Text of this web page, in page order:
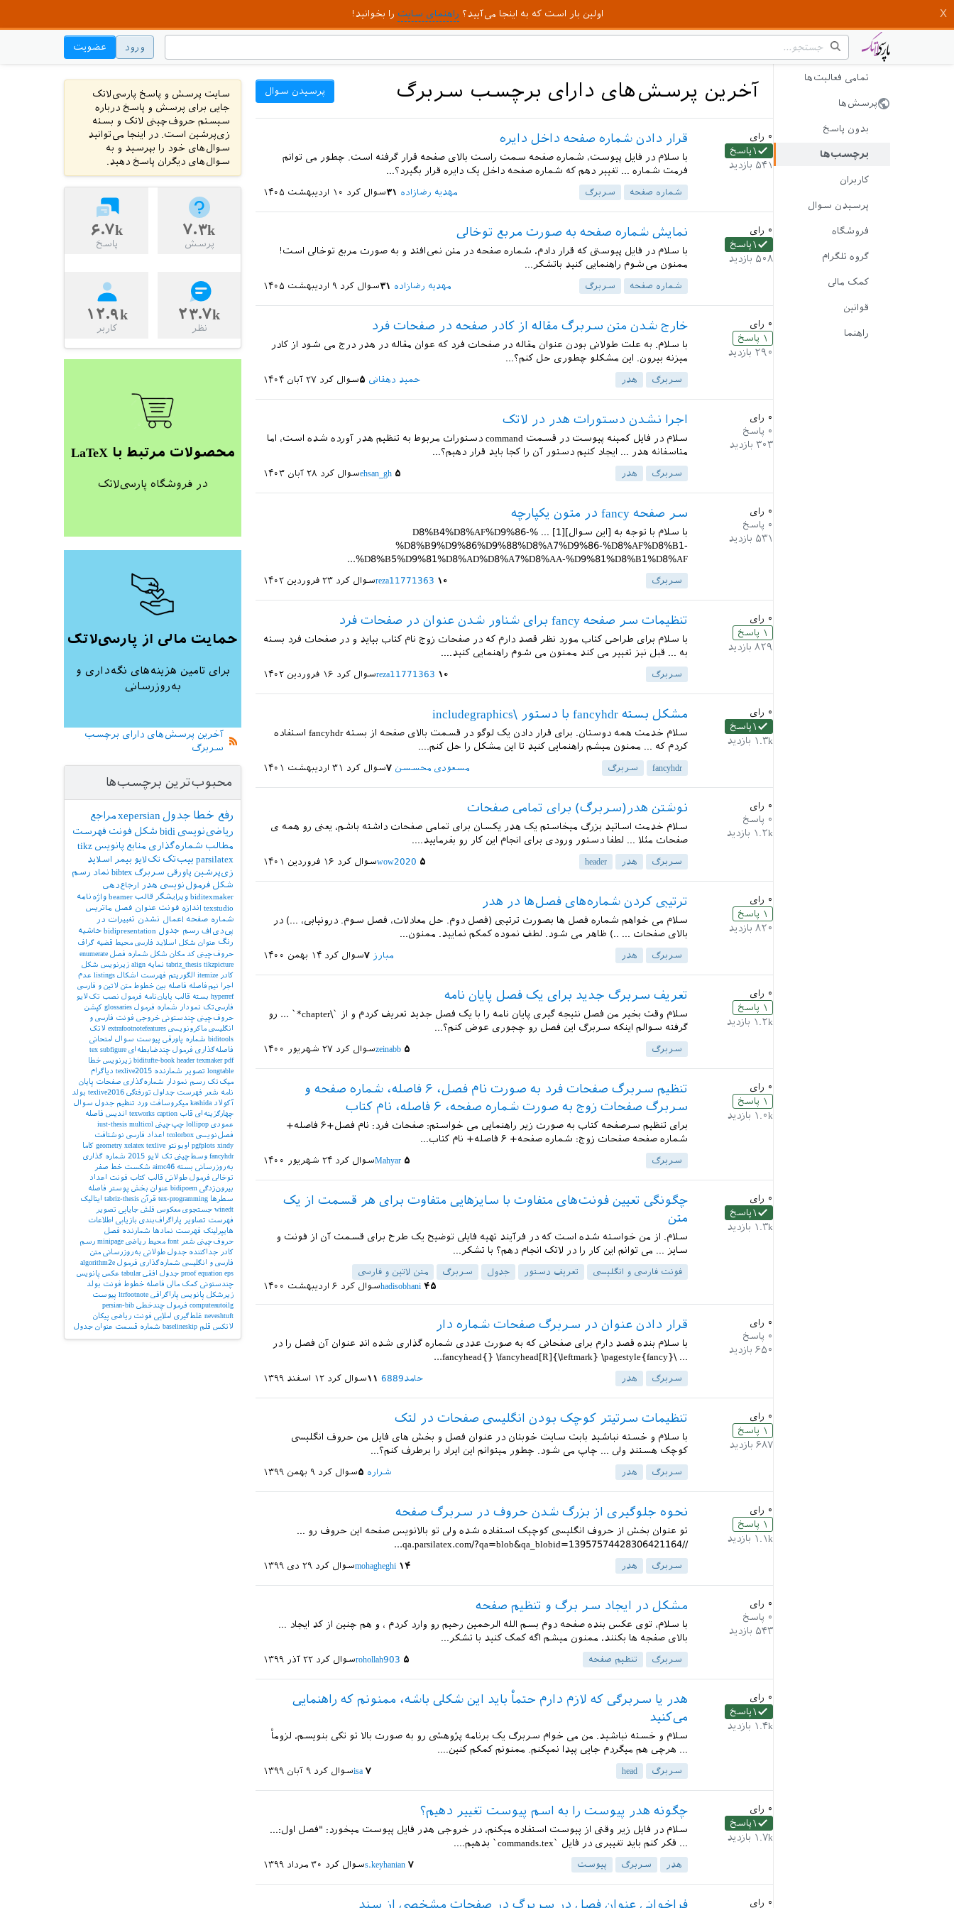
اولین بار است که به اینجا می‌آیید؟ راهنمای سایت را بخوانید!
ورود عضویت
تمامی فعالیت‌ها
پرسش‌ها
بدون پاسخ
برچسب‌ها
کاربران
پرسیدن سوال
فروشگاه
گروه تلگرام
کمک مالی
قوانین
راهنما
آخرین پرسش‌های دارای برچسب سربرگ پرسیدن سوال
۰ رای
۱ پاسخ
۵۴۱ بازدید
قرار دادن شماره صفحه داخل دایره
با سلام در فایل پیوست، شماره صفحه سمت راست بالای صفحه قرار گرفته است. چطور می توانم
فرمت شماره ... تغییر دهم که شماره صفحه داخل یک دایره قرار بگیرد؟...
شماره صفحه سربرگ سوال کرد ۱۰ اردیبهشت ۱۴۰۵ مهدیه رضازاده ۳۱
۰ رای
۱ پاسخ
۵۰۸ بازدید
نمایش شماره صفحه به صورت مربع توخالی
با سلام در فایل پیوستی که قرار دادم، شماره صفحه در متن نمی‌افتد و به صورت مربع توخالی است!
ممنون می‌شوم راهنمایی کنید باتشکر...
شماره صفحه سربرگ سوال کرد ۹ اردیبهشت ۱۴۰۵ مهدیه رضازاده ۳۱
۰ رای
۱ پاسخ
۲۹۰ بازدید
خارج شدن متن سربرگ مقاله از کادر صفحه در صفحات فرد
با سلام. به علت طولانی بودن عنوان مقاله در صفحات فرد که عوان مقاله در هدر درج می شود از کادر
میزنه بیرون. این مشکلو چطوری حل کنم؟...
سربرگ هدر سوال کرد ۲۷ آبان ۱۴۰۴ حمید دهقانی ۵
۰ رای
۰ پاسخ
۳۰۳ بازدید
اجرا نشدن دستورات هدر در لاتک
سلام در فایل کمینه پیوست در قسمت command دستورات مربوط به تنظیم هدر آورده شده است، اما
متاسفانه هدر ... ایجاد کنیم دستور آن را کجا باید قرار دهیم؟...
سربرگ هدر سوال کرد ۲۸ آبان ۱۴۰۳ ehsan_gh ۵
۰ رای
۰ پاسخ
۵۳۱ بازدید
سر صفحه fancy در متون یکپارچه
با سلام با توجه به [این سوال][1] ... %D8%B4%D8%AF%D9%86-
%D8%B9%D9%86%D9%88%D8%A7%D9%86-%D8%AF%D8%B1-
%D8%B5%D9%81%D8%AD%D8%A7%D8%AA-%D9%81%D8%B1%D8%AF...
سربرگ سوال کرد ۲۳ فروردین ۱۴۰۲ reza11771363 ۱۰
۰ رای
۱ پاسخ
۸۲۹ بازدید
تنظیمات سر صفحه fancy برای شناور شدن عنوان در صفحات فرد
با سلام برای طراحی کتاب مورد نظر قصد دارم که در صفحات زوج نام کتاب بیاید و در صفحات فرد بسته
به ... قبل نیز تغییر می کند ممنون می شوم راهنمایی کنید....
سربرگ سوال کرد ۱۶ فروردین ۱۴۰۲ reza11771363 ۱۰
۰ رای
۱ پاسخ
۱.۳k بازدید
مشکل بسته fancyhdr با دستور \includegraphics
سلام خدمت همه دوستان. برای قرار دادن یک لوگو در قسمت بالای صفحه از بسته fancyhdr استفاده
کردم که ... ممنون میشم راهنمایی کنید تا این مشکل را حل کنم....
fancyhdr سربرگ سوال کرد ۳۱ اردیبهشت ۱۴۰۱ مسعودی محسسن ۷
۰ رای
۰ پاسخ
۱.۲k بازدید
نوشتن هدر(سربرگ) برای تمامی صفحات
سلام خدمت اساتید بزرگ میخاستم یک هدر یکسان برای تمامی صفحات داشته باشم، یعنی رو همه ی
صفحات مثلا ... لطفا دستور ورودی برای انجام این کار رو بفرمایید....
سربرگ هدر header سوال کرد ۱۶ فروردین ۱۴۰۱ wow2020 ۵
۰ رای
۱ پاسخ
۸۲۰ بازدید
ترتیبی کردن شماره‌های فصل‌ها در هدر
سلام می خواهم شماره فصل ها بصورت ترتیبی (فصل دوم. حل معادلات، فصل سوم. درونیابی، ...) در
بالای صفحات ... ..) ظاهر می شود. لطف نموده کمکم نمایید. ممنون...
سربرگ هدر سوال کرد ۱۴ بهمن ۱۴۰۰ مبارز ۷
۰ رای
۱ پاسخ
۱.۲k بازدید
تعریف سربرگ جدید برای یک فصل پایان نامه
سلام وقت بخیر من فصل نتیجه گیری پایان نامه را با یک فصل جدید تعریف کردم و از ‍`\chapter*` ... رو
گرفته سوالم اینکه سربرگ این فصل رو چجوری عوض کنم؟...
سربرگ سوال کرد ۲۷ شهریور ۱۴۰۰ zeinabb ۵
۰ رای
۱ پاسخ
۱.۰k بازدید
تنظیم سربرگ صفحات فرد به صورت نام فصل، ۶ فاصله، شماره صفحه و
سربرگ صفحات زوج به صورت شماره صفحه، ۶ فاصله، نام کتاب
برای تنظیم سرصفحه کتاب به صورت زیر راهنمایی می خواستم: صفحات فرد: نام فصل+۶ فاصله+
شماره صفحه صفحات زوج: شماره صفحه+ ۶ فاصله+ نام کتاب...
سربرگ سوال کرد ۲۴ شهریور ۱۴۰۰ Mahyar ۵
۰ رای
۱ پاسخ
۱.۳k بازدید
چگونگی تعیین فونت‌های متفاوت با سایز‌هایی متفاوت برای هر قسمت از یک
متن
سلام. از من خواسته شده است که در فرآیند تهیه فایلی توضیح یک طرح برای قسمت آن از فونت و
سایز ... می توانم این کار را در لاتک انجام دهم؟ با تشکر...
فونت فارسی و انگلیسی تعریف دستور جدول سربرگ
متن لاتین و فارسی
سوال کرد ۶ اردیبهشت ۱۴۰۰ hadisobhani ۴۵
۰ رای
۰ پاسخ
۶۵۰ بازدید
قرار دادن عنوان در سربرگ صفحات شماره دار
با سلام بنده قصد دارم برای صفحاتی که به صورت عددی شماره گذاری شده اند عنوان آن فصل را در
... \fancyhead{} \fancyhead[R]{\leftmark} \pagestyle{fancy}...
سربرگ هدر سوال کرد ۱۲ اسفند ۱۳۹۹ حامد6889 ۱۱
۰ رای
۱ پاسخ
۶۸۷ بازدید
تنظیمات سرتیتر کوچک بودن انگلیسی صفحات در لتک
با سلام و خسته نباشید بابت سایت خوبتان در عنوان فصل و بخش های فایل من حروف انگلیسی
کوچک هستند ولی ... چاپ می شود. چطور میتوانم این ایراد را برطرف کنم؟...
سربرگ هدر سوال کرد ۹ بهمن ۱۳۹۹ شراره ۵
۰ رای
۱ پاسخ
۱.۱k بازدید
نحوه جلوگیری از بزرگ شدن حروف در سربرگ صفحه
تو عنوان بخش از حروف انگلیسی کوچیک استفاده شده ولی تو بالانویس صفحه این حروف رو ...
//qa.parsilatex.com/?qa=blob&qa_blobid=13957574428306421164...
سربرگ هدر سوال کرد ۲۹ دی ۱۳۹۹ mohagheghi ۱۴
۰ رای
۰ پاسخ
۵۴۳ بازدید
مشکل در ایجاد سر برگ و تنظیم صفحه
با سلام، توی عکس بنده صفحه دوم بسم الله الرحمین رحیم رو وارد کردم ، و هم چنین از کد ایجاد ...
بالای صفجه ها بکنند، ممنون میشم اگه کمک کنید با تشکر...
سربرگ تنظیم صفحه سوال کرد ۲۲ آذر ۱۳۹۹ rohollah903 ۵
۰ رای
۱ پاسخ
۱.۴k بازدید
هدر یا سربرگی که لازم دارم حتماْ باید این شکلی باشه، ممنونم که راهنمایی
می‌کنید
سلام و خسته نباشید. من می خوام سربرگ یک برنامه پژوهشی رو به صورت بالا تو تکی بنویسم، لزوماْ
... هرچی هم میگردم جایی پیدا نمیکنم. ممنونم کمکم کنین....
سربرگ head سوال کرد ۹ آبان ۱۳۹۹ isa ۷
۰ رای
۱ پاسخ
۱.۷k بازدید
چگونه هدر پیوست را به اسم پیوست تغییر دهیم؟
سلام در فایل زیر وقتی از پیوست استفاده میکنم، در خروجی هدر فایل پیوست میخورد: "فصل اول:...
... فکر کنم باید تغییری در فایل `commands.tex` بدهیم....
هدر سربرگ پیوست سوال کرد ۳۰ مرداد ۱۳۹۹ s.keyhanian ۷
۰ رای فراخوانی عنوان فصل در سربرگ در صفحات مشخصی از سند
سایت پرسش و پاسخ پارسی‌لاتک
جایی برای پرسش و پاسخ درباره
سیستم حروف‌چینی لاتک و بسته
زی‌پرشین است. در اینجا می‌توانید
سوال‌های خود را بپرسید و به
سوال‌های دیگران پاسخ دهید.
۷.۳k
پرسش
۶.۷k
پاسخ
۲۳.۷k
نظر
۱۲.۹k
کاربر
محصولات مرتبط با LaTeX
در فروشگاه پارسی‌لاتک
حمایت مالی از پارسی‌لاتک
برای تامین هزینه‌های نگه‌داری و
به‌روزرسانی
آخرین پرسش‌های دارای برچسب
سربرگ
محبوب‌ترین برچسب‌ها
رفع خطا جدول xepersianمراجع
ریاضی‌نویسی bidi شکل فونت فهرست
مطالب شماره‌گذاری منابع پانویس tikz
parsilatex بیب‌تک تک‌لایو بیمر اسلاید
زی‌پرشین پاورقی سربرگ bibtex نماد رسم
شکل فرمول‌نویسی هدر
ارجاع‌دهی
biditexmaker ویرایشگر قالب beamer واژه‌نامه
texstudio اندازه فونت عنوان فصل ماتریس
شماره صفحه اعمال نشدن تغییرات در
پی‌دی‌اف رسم جدول bidipresentation حاشیه
رنگ عنوان شکل اسلاید فارسی محیط قضیه گراف
حروف‌چینی کد مکان شکل شماره فصل enumerate
tabriz_thesis tikzpicture نمایه align زیرنویس شکل
کادر
itemize الگوریتم فهرست اشکال listings عدم
اجرا
نیم‌فاصله فاصله بین خطوط متن لاتین و فارسی
hyperref بسته قالب پایان‌نامه فرمول نصب تک‌لایو
فارسی‌تک نمودار شماره فرمول glossaries کپشن
حروف‌چینی چندستونی خروجی فونت فارسی و
انگلیسی ماکرونویسی extrafootnotefeatures لاتک
biditools شماره پاورقی پیوست‌ سوال امتحانی
فاصله‌گذاری فرمول چندضابطه‌ای tex subfigure
biditufte-book header texmaker pdf زیرنویس خطا
longtable تصویر شمارنده texlive2015 دیاگرام
میک‌تک رسم نمودار شماره‌گذاری صفحات پایان
نامه شعر فهرست جداول تورفتگی texlive2016 بولد
آکولاد kashida میکروسافت ورد تنظیم جدول سوال
چهارگزینه‌ای قاب texworks caption اندیس فاصله
عمودی lollipop چپ‌چینی iust-thesis multicol
فصل‌نویسی tcolorbox اعداد فارسی نوشتافت
pgfplots xindy اوبونتو geometry xelatex texlive
کاما
fancyhdr وسط‌چینی تک لایو 2015
شماره گذاری
به‌روزرسانی بسته aimc46 شکست خط صفر
توخالی فرمول طولانی قالب کتاب فونت اعداد
بیرون‌زدگی bidipoem عنوان بخش پوستر
فاصله
سطرها
tex-programming قرآن tabriz-thesis
ایتالیک
winedt جستجوی معکوس فلش جایابی تصویر
فهرست تصاویر
پاراگراف‌بندی بازیابی اطلاعات
هایپرلینک فهرست نمادها
شمارنده فصل
حروف‌چینی شعر font محیط ریاضی minipage رسم
کادر
جداکننده جدول طولانی به‌روزرسانی متن
فارسی و انگلیسی شماره‌گذاری فرمول algorithm2e
proof equation eps جدول افقی tabular عکس پانویس
چندستونی کمک مالی فاصله خطوط فونت بولد
زیرشکل پانویس پاراگرافی ltrfootnote پیوست
computeautoilg فرمول چندخطی persian-bib
neveshtuft غلط‌گیری املایی فونت ریاضی پیکان
لاتکس قلم baselineskip شماره قسمت عنوان جدول